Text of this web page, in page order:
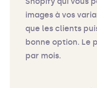
images à vos
que les clients
bonne option. Le
par mois.